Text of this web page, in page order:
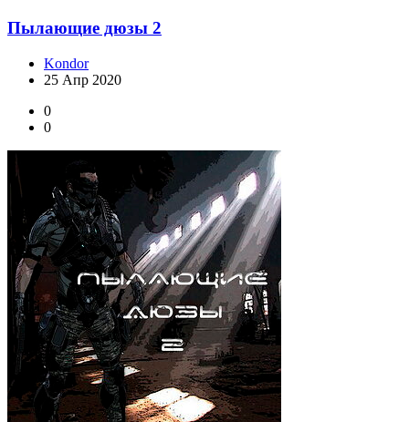
Пылающие дюзы 2
Kondor
25 Апр 2020
0
0